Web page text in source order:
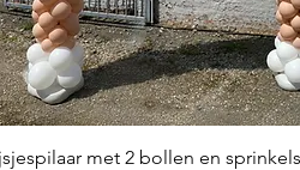
Snel overzicht
met 2 bollen en